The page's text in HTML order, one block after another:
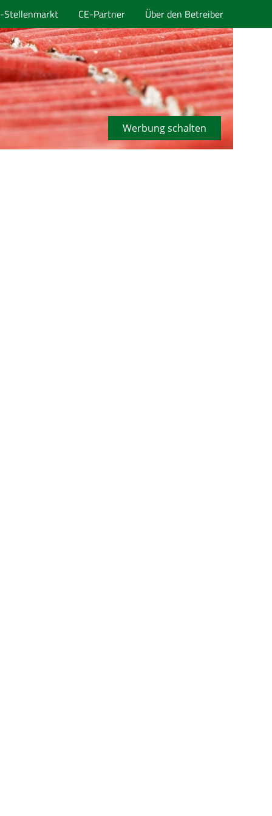
Stellenmarkt CE-Partner Über den Betreiber
Werbung schalten